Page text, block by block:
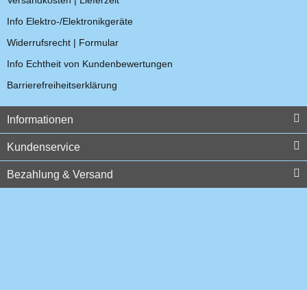
Ladekabel
Top bewertet
Info Elektro-/Elektronikgeräte
Widerrufsrecht | Formular
Info Echtheit von Kundenbewertungen
Barrierefreiheitserklärung
Informationen
Kundenservice
Bezahlung & Versand